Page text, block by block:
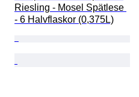
Riesling - Mosel Spätlese
- 6 Halvflaskor (0,375L)